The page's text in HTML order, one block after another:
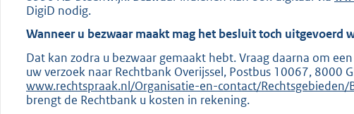
e
r
n
e
l
DigiD nodig.
Wanneer u bezwaar maakt mag het besluit toch uitgevoerd
Dat kan zodra u bezwaar gemaakt hebt. Vraag daarna om
uw verzoek naar Rechtbank Overijssel, Postbus 10067, 8000
www.rechtspraak.nl/Organisatie-en-contact/Rechtsgebieden/
brengt de Rechtbank u kosten in rekening.